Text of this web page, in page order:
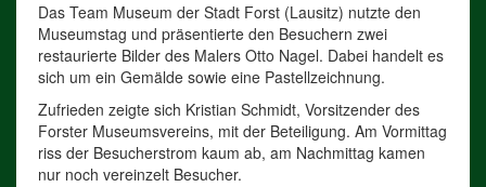
Das Team Museum der Stadt Forst (Lausitz) nutzte den
Museumstag und präsentierte den Besuchern zwei
restaurierte Bilder des Malers Otto Nagel. Dabei handelt es
sich um ein Gemälde sowie eine Pastellzeichnung.
Zufrieden zeigte sich Kristian Schmidt, Vorsitzender des
Forster Museumsvereins, mit der Beteiligung. Am Vormittag
riss der Besucherstrom kaum ab, am Nachmittag kamen
nur noch vereinzelt Besucher.